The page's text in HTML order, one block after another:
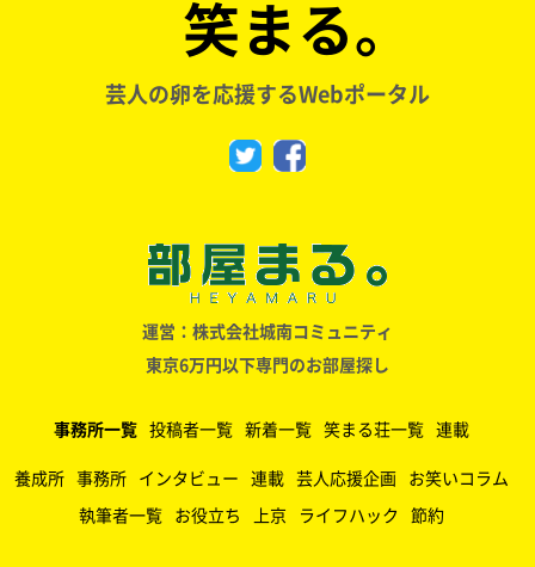
笑まる。
芸人の卵を応援するWebポータル
運営：株式会社城南コミュニティ
東京6万円以下専門のお部屋探し
事務所一覧 投稿者一覧 新着一覧 笑まる荘一覧 連載
養成所 事務所 インタビュー 連載 芸人応援企画 お笑いコラム
執筆者一覧 お役立ち 上京 ライフハック 節約